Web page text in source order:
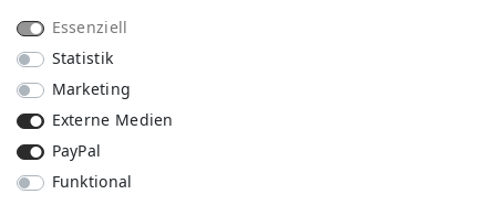
Essenziell
Statistik
Marketing
Externe Medien
PayPal
Funktional